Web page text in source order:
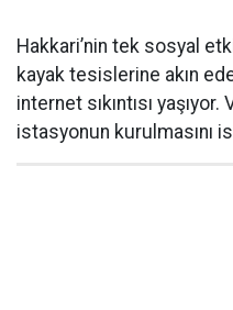
Hakkari’nin tek sosyal
kayak tesislerine akın
internet sıkıntısı
istasyonun kurulmasını